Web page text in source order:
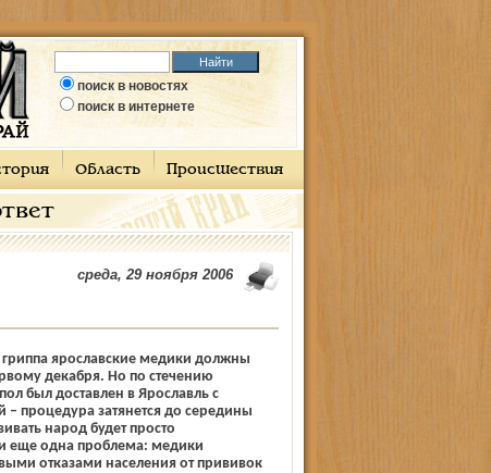
поиск в новостях
поиск в интернете
Область Происшествия
среда, 29 ноября 2006
ярославские медики должны
декабря. Но по стечению
был доставлен в Ярославль с
процедура затянется до середины
народ будет просто
еще одна проблема: медики
отказами населения от прививок